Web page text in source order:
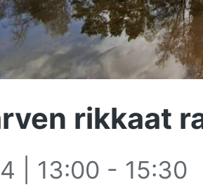
rikkaat
| 13:00 - 15:30